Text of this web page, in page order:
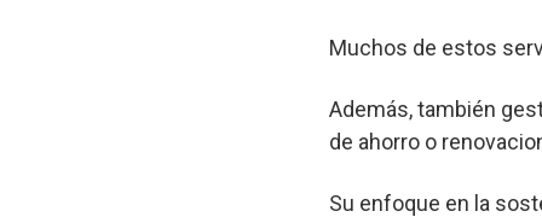
Muchos de estos
Además, también
de ahorro o
Su enfoque en la